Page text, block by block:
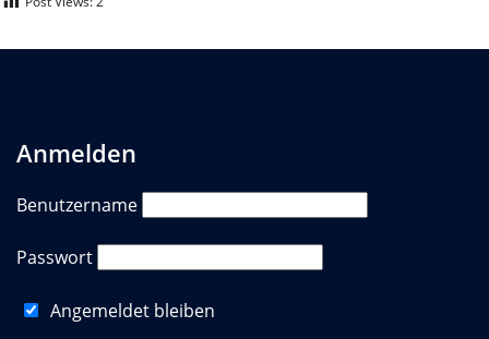
Anmelden
Benutzername
Passwort
Angemeldet bleiben